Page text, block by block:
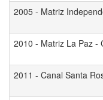
2005 - Matriz
2010 - Matriz La Paz -
2011 - Canal Santa